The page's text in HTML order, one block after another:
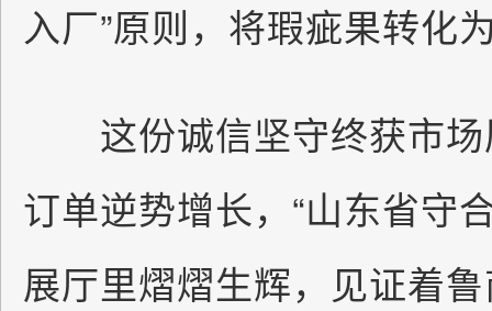
入厂”原则，将瑕疵果转化
这份诚信坚守终获市场
订单逆势增长，“山东省守
展厅里熠熠生辉，见证着